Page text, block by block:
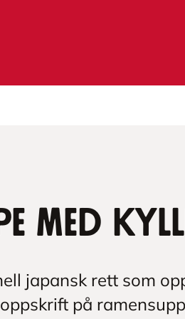
med
japansk rett som
på